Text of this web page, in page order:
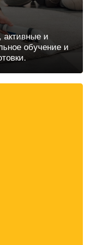
и
обучение и